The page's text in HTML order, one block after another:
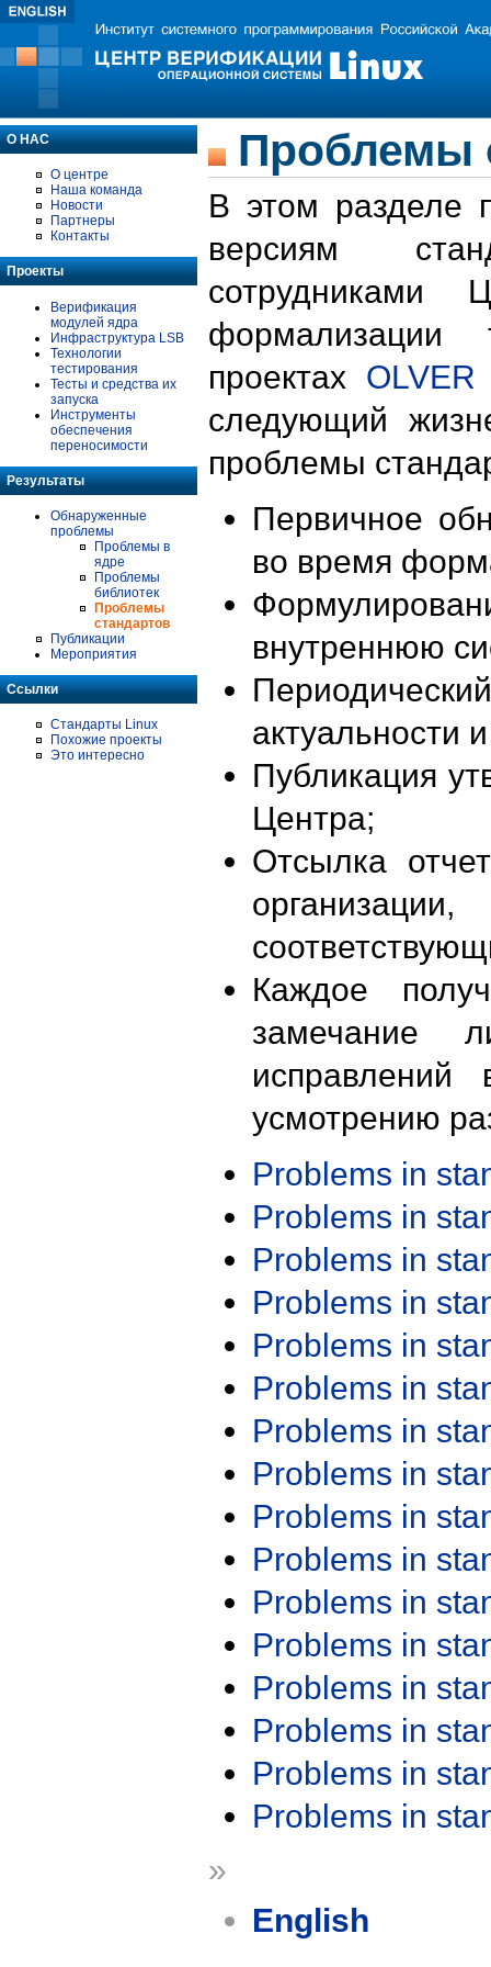
О НАС
О центре
Наша команда
Новости
Партнеры
Контакты
Проекты
Верификация
модулей ядра
Инфраструктура LSB
Технологии
тестирования
Тесты и средства их
запуска
Инструменты
обеспечения
переносимости
Результаты
Обнаруженные
проблемы
Проблемы в
ядре
Проблемы
библиотек
Проблемы
стандартов
Публикации
Мероприятия
Ссылки
Стандарты Linux
Похожие проекты
Это интересно
Проблемы
В этом разделе
версиям
формализации
проектах OLVER
следующий
проблемы
Первичное
во время
внутреннюю
актуальности
Публикация
Центра;
Отсылка
Каждое
замечание
исправлений
усмотрению
Problems in
Problems in
Problems in
Problems in
Problems in
Problems in
Problems in
Problems in
Problems in
Problems in
Problems in
Problems in
Problems in
Problems in
Problems in
Problems in
»
English